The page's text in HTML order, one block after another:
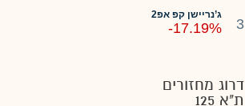
3
ג’נריישן קפ אפ2
-17.19%
דרוג מחזורים
ת"א 125